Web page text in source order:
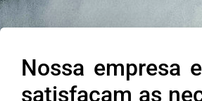
Nossa empresa
satisfaçam as